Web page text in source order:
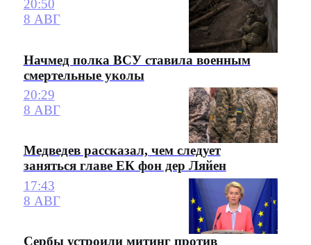
20:50
8 АВГ
Начмед полка ВСУ ставила военным
смертельные уколы
20:29
8 АВГ
Медведев рассказал, чем следует
заняться главе ЕК фон дер Ляйен
17:43
8 АВГ
Сербы устроили митинг против